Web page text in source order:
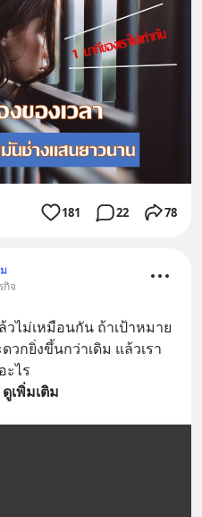
181 22 78
กิจ
วไม่เหมือนกัน ถ้าเป้าหมาย
วกยิ่งขึ้นกว่าเดิม แล้วเรา
ะไร
ดูเพิ่มเติม